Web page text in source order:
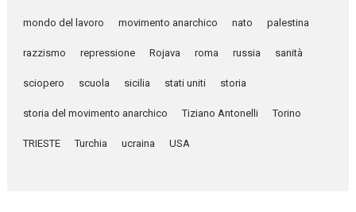
mondo del lavoro movimento anarchico nato palestina
razzismo repressione Rojava roma russia sanità
sciopero scuola sicilia stati uniti storia
storia del movimento anarchico Tiziano Antonelli Torino
TRIESTE Turchia ucraina USA